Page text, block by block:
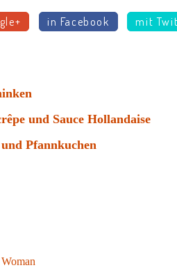
in Facebook mit
und Sauce Hollandaise
Pfannkuchen